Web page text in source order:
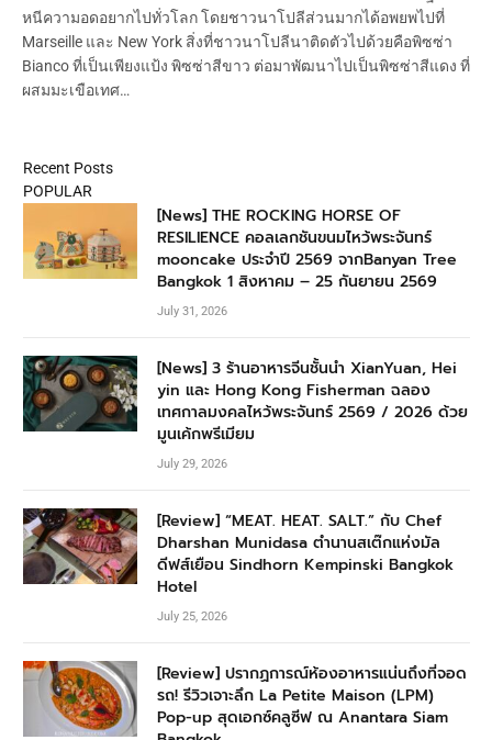
หนีความอดอยากไปทั่วโลก โดยชาวนาโปลีส่วนมากได้อพยพไปที่
Marseille และ New York สิ่งที่ชาวนาโปลีนาติดตัวไปด้วยคือพิซซ่า
Bianco ที่เป็นเพียงแป้ง พิซซ่าสีขาว ต่อมาพัฒนาไปเป็นพิซซ่าสีแดง ที่
ผสมมะเขือเทศ…
Recent Posts
POPULAR
[News] THE ROCKING HORSE OF
RESILIENCE คอลเลกชันขนมไหว้พระจันทร์
mooncake ประจำปี 2569 จากBanyan Tree
Bangkok 1 สิงหาคม – 25 กันยายน 2569
July 31, 2026
[News] 3 ร้านอาหารจีนชั้นนำ XianYuan, Hei
yin และ Hong Kong Fisherman ฉลอง
เทศกาลมงคลไหว้พระจันทร์ 2569 / 2026 ด้วย
มูนเค้กพรีเมียม
July 29, 2026
[Review] “MEAT. HEAT. SALT.” กับ Chef
Dharshan Munidasa ตำนานสเต๊กแห่งมัล
ดีฟส์เยือน Sindhorn Kempinski Bangkok
Hotel
July 25, 2026
[Review] ปรากฏการณ์ห้องอาหารแน่นถึงที่จอด
รถ! รีวิวเจาะลึก La Petite Maison (LPM)
Pop-up สุดเอกซ์คลูซีฟ ณ Anantara Siam